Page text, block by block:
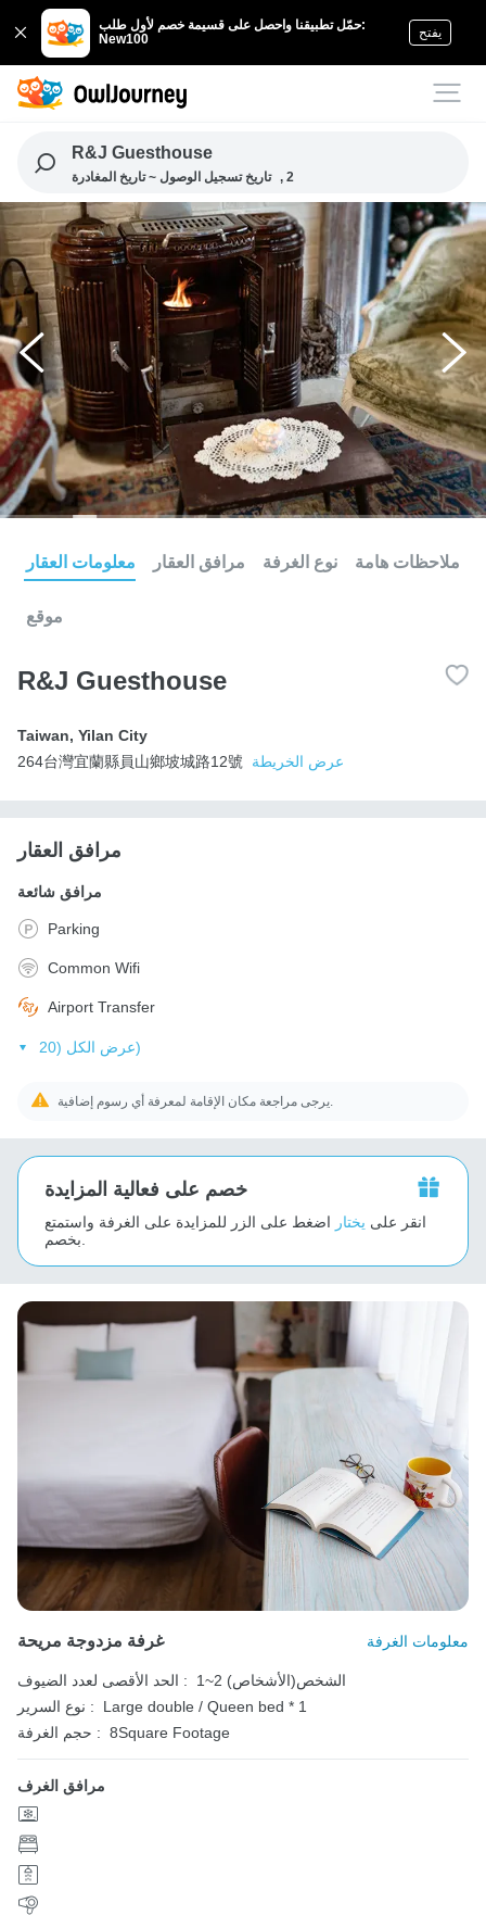
حمّل تطبيقنا واحصل على قسيمة خصم لأول طلب:
New100
يفتح
R&J Guesthouse
تاريخ تسجيل الوصول ~ تاريخ المغادرة , 2
معلومات العقار مرافق العقار نوع الغرفة ملاحظات هامة
موقع
R&J Guesthouse
Taiwan, Yilan City
264台灣宜蘭縣員山鄉坡城路12號
عرض الخريطة
مرافق العقار
مرافق شائعة
Parking
Common Wifi
Airport Transfer
عرض الكل (20)
خصم على فعالية المزايدة
انقر على يختار اضغط على الزر للمزايدة على الغرفة واستمتع
غرفة مزدوجة مريحة معلومات الغرفة
الحد الأقصى لعدد الضيوف :
1~2 الشخص(الأشخاص)
نوع السرير :
Large double / Queen bed * 1
حجم الغرفة : 8Square Footage
مرافق الغرف